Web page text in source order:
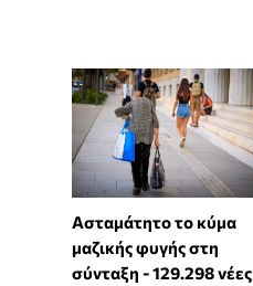
Ασταμάτητο το κύμα
μαζικής φυγής στη
σύνταξη - 129.298 νέες